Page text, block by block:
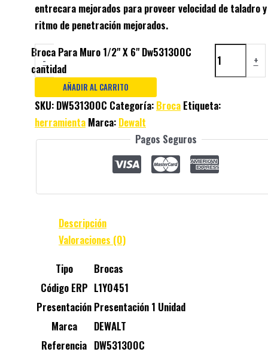
entrecara mejorados para proveer velocidad de taladro y
ritmo de penetración mejorados.
-
Broca Para Muro 1/2" X 6" Dw531300C
cantidad
+
AÑADIR AL CARRITO
SKU: DW531300C Categoría: Broca Etiqueta:
herramienta Marca: Dewalt
Pagos Seguros
Descripción
Valoraciones (0)
Tipo
Brocas
Código ERP L1Y0451
Presentación Presentación 1 Unidad
Marca
DEWALT
Referencia DW531300C